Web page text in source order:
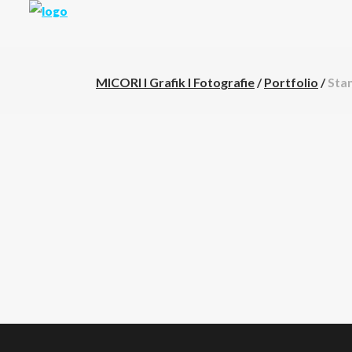
MICORI I Grafik I Fotografie/Portfolio /